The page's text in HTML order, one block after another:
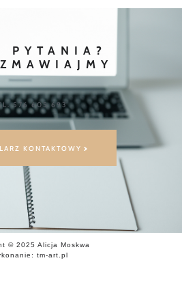
PYTANIA?
576 605 693
KONTAKTOWY
© 2025 Alicja Moskwa
tm-art.pl